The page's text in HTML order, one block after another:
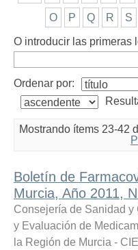
O P Q R S
O introducir las primeras
Ordenar por:
Mostrando ítems 23-42
Boletín de
Murcia, Año 2011,
Consejería de Sanidad y
y Evaluación de
la Región de Murcia -